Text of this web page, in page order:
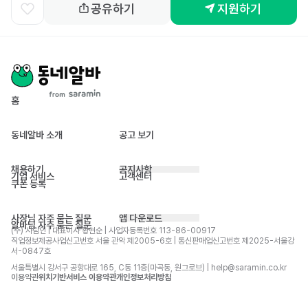
공유하기 지원하기
홈
동네알바 소개 공고 보기
채용하기
기업 서비스
쿠폰 등록
공지사항
고객센터
사장님 자주 묻는 질문
알바님 자주 묻는 질문
앱 다운로드
(주) 사람인 | 대표이사 황현순 | 사업자등록번호 113-86-00917
직업정보제공사업신고번호 서울 관악 제2005-6호 | 통신판매업신고번호 제2025-서울강
서-0847호
서울특별시 강서구 공항대로 165, C동 11층(마곡동, 원그로브) | help@saramin.co.kr
이용약관위치기반서비스 이용약관개인정보처리방침